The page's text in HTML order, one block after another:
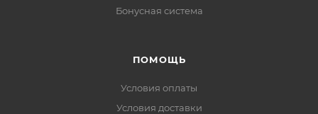
Бонусная система
ПОМОЩЬ
Условия оплаты
Условия доставки